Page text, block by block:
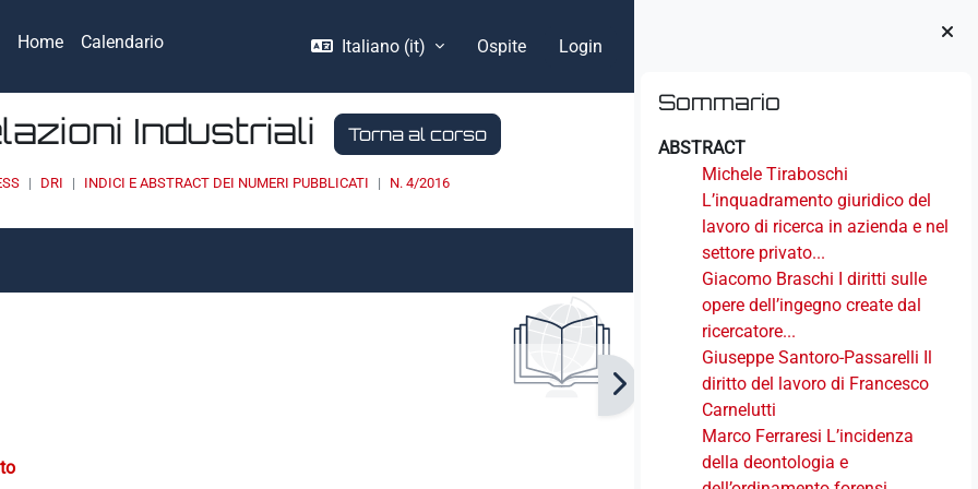
Home Calendario Italiano ‎(it)‎ Ospite Login
Blocchi
Sommario
ABSTRACT
Michele Tiraboschi
L’inquadramento giuridico del
lavoro di ricerca in azienda e nel
settore privato...
Giacomo Braschi I diritti sulle
opere dell’ingegno create dal
ricercatore...
Giuseppe Santoro-Passarelli Il
diritto del lavoro di Francesco
Carnelutti
Marco Ferraresi L’incidenza
della deontologia e
Industriali Torna al corso
DRI INDICI E ABSTRACT DEI NUMERI PUBBLICATI N. 4/2016